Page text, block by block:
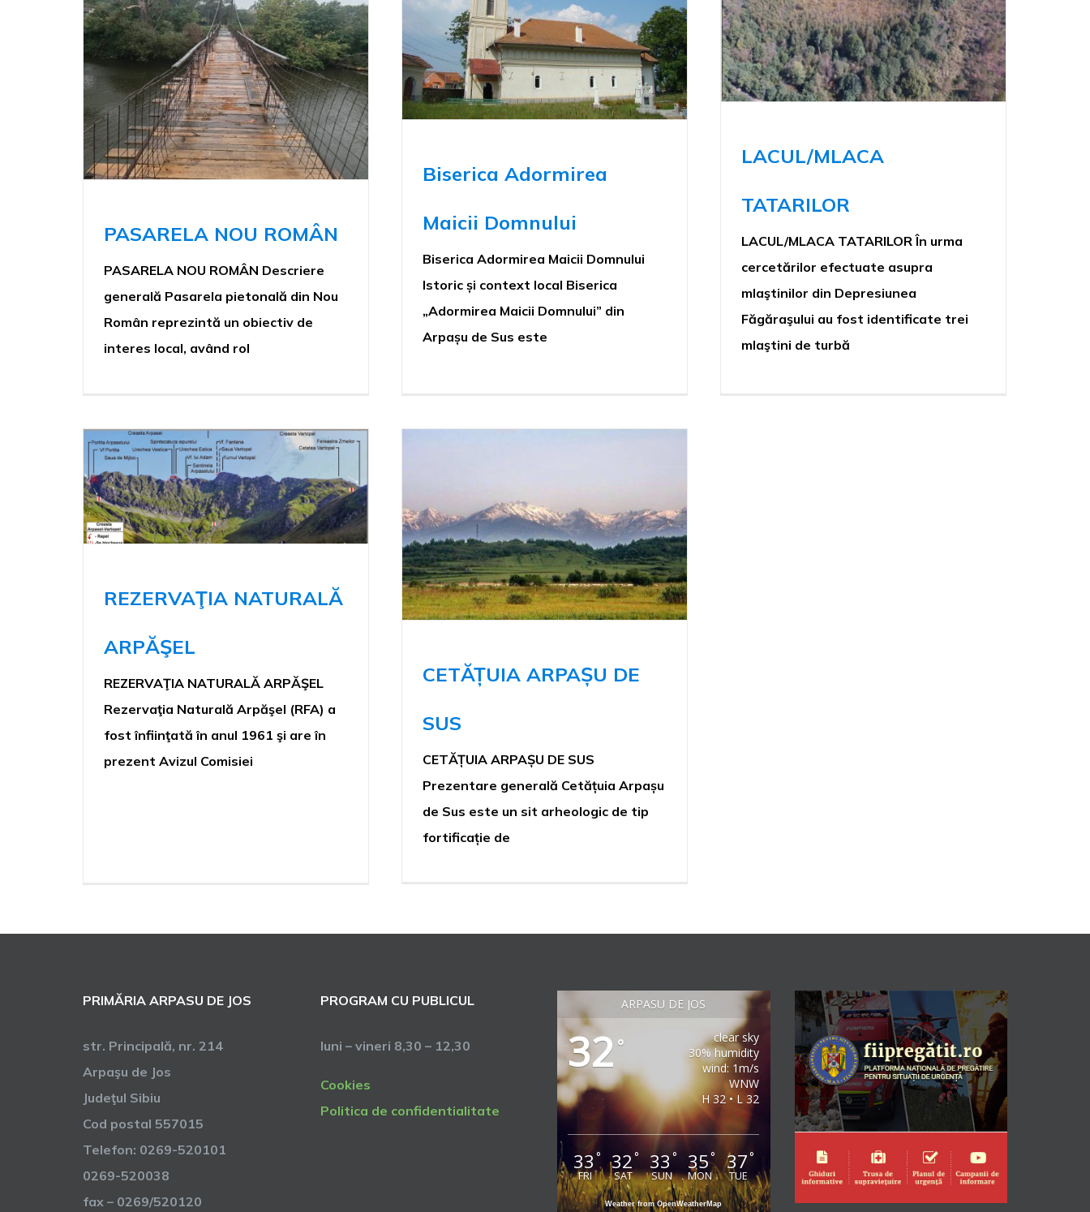
PASARELA NOU ROMÂN
PASARELA NOU ROMÂN Descriere
generală Pasarela pietonală din Nou
Român reprezintă un obiectiv de
interes local, având rol
Biserica Adormirea
Maicii Domnului
Biserica Adormirea Maicii Domnului
Istoric și context local Biserica
„Adormirea Maicii Domnului” din
Arpașu de Sus este
LACUL/MLACA
TATARILOR
LACUL/MLACA TATARILOR În urma
cercetărilor efectuate asupra
mlaştinilor din Depresiunea
Făgăraşului au fost identificate trei
mlaştini de turbă
REZERVAŢIA NATURALĂ
ARPĂŞEL
REZERVAŢIA NATURALĂ ARPĂŞEL
Rezervaţia Naturală Arpăşel (RFA) a
fost înfiinţată în anul 1961 şi are în
prezent Avizul Comisiei
CETĂȚUIA ARPAȘU DE
SUS
CETĂȚUIA ARPAȘU DE SUS
Prezentare generală Cetățuia Arpașu
de Sus este un sit arheologic de tip
fortificație de
PRIMĂRIA ARPASU DE JOS
str. Principală, nr. 214
Arpaşu de Jos
Judeţul Sibiu
Cod postal 557015
Telefon: 0269-520101
0269-520038
fax – 0269/520120
PROGRAM CU PUBLICUL
luni – vineri 8,30 – 12,30
Cookies
Politica de confidentialitate
ARPASU DE JOS
32 °
clear sky
30% humidity
wind: 1m/s
WNW
H 32 • L 32
33 °
FRI
32°
SAT
33°
SUN
35°
MON
37°
TUE
Weather from OpenWeatherMap